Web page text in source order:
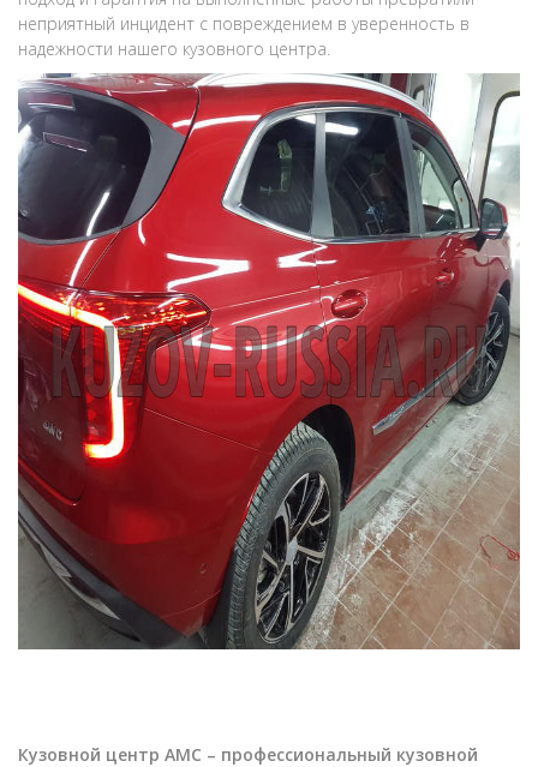
неприятный инцидент с повреждением в уверенность в
надежности нашего кузовного центра.
Кузовной центр АМС – профессиональный кузовной